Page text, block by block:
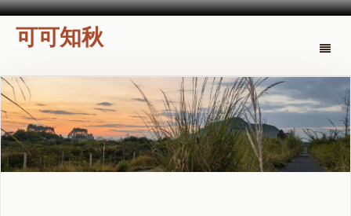
Toggle
可可知秋